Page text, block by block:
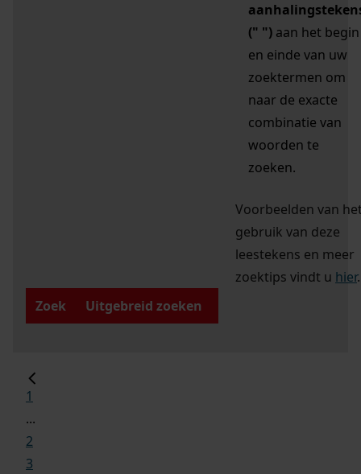
(" ") aan het begin
en einde van uw
zoektermen om
naar de exacte
combinatie van
woorden te
zoeken.
Voorbeelden van
gebruik van deze
leestekens en meer
zoektips vindt u hier.
Zoek
Uitgebreid zoeken
1
...
2
3